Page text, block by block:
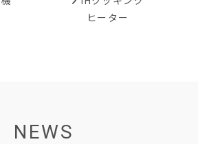
ヒーター
NEWS